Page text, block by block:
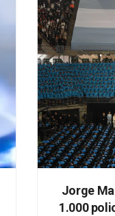
Jorge
1.000